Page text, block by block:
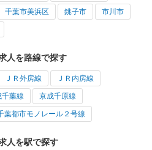
千葉市美浜区 銚子市 市川市
人を路線で探す
ＪＲ外房線 ＪＲ内房線
千葉線 京成千原線
葉都市モノレール２号線
人を駅で探す